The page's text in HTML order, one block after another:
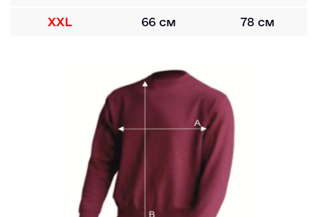
XXL 66 см 78 см